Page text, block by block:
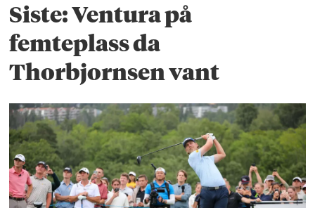
Siste: Ventura på
femteplass da
Thorbjornsen vant